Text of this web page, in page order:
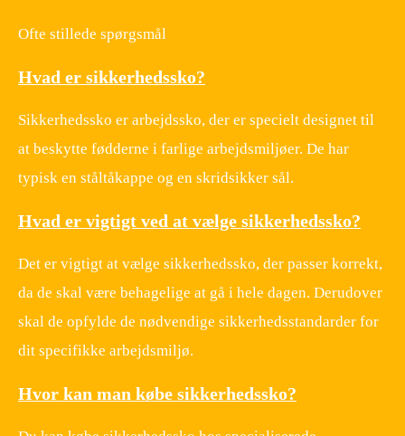
Ofte stillede spørgsmål
Hvad er sikkerhedssko?
Sikkerhedssko er arbejdssko, der er specielt designet til
at beskytte fødderne i farlige arbejdsmiljøer. De har
typisk en ståltåkappe og en skridsikker sål.
Hvad er vigtigt ved at vælge sikkerhedssko?
Det er vigtigt at vælge sikkerhedssko, der passer korrekt,
da de skal være behagelige at gå i hele dagen. Derudover
skal de opfylde de nødvendige sikkerhedsstandarder for
dit specifikke arbejdsmiljø.
Hvor kan man købe sikkerhedssko?